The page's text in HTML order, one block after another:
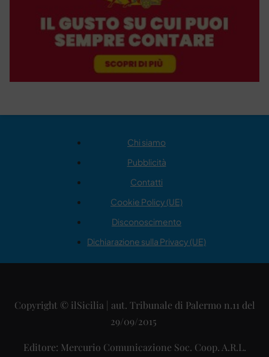
Chi siamo
Pubblicità
Contatti
Cookie Policy (UE)
Disconoscimento
Dichiarazione sulla Privacy (UE)
Copyright © ilSicilia | aut. Tribunale di Palermo n.11 del
29/09/2015
Editore: Mercurio Comunicazione Soc. Coop. A.R.L.